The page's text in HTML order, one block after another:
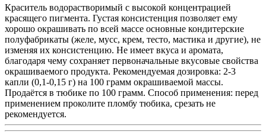
Краситель водорастворимый с высокой концентрацией
красящего пигмента. Густая консистенция позволяет ему
хорошо окрашивать по всей массе основные кондитерские
полуфабрикаты (желе, мусс, крем, тесто, мастика и другие), не
изменяя их консистенцию. Не имеет вкуса и аромата,
благодаря чему сохраняет первоначальные вкусовые свойства
окрашиваемого продукта. Рекомендуемая дозировка: 2-3
капли (0,1-0,15 г) на 100 грамм окрашиваемой массы.
Продаётся в тюбике по 100 грамм. Способ применения: перед
применением проколите пломбу тюбика, срезать не
рекомендуется.